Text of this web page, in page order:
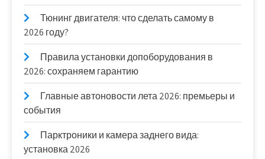
Тюнинг двигателя: что сделать самому в
2026 году?
Правила установки допоборудования в
2026: сохраняем гарантию
Главные автоновости лета 2026: премьеры и
события
Парктроники и камера заднего вида:
установка 2026